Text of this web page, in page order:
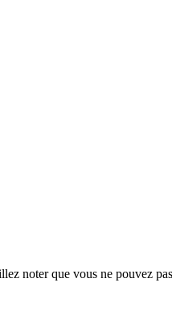
noter que vous ne pouvez